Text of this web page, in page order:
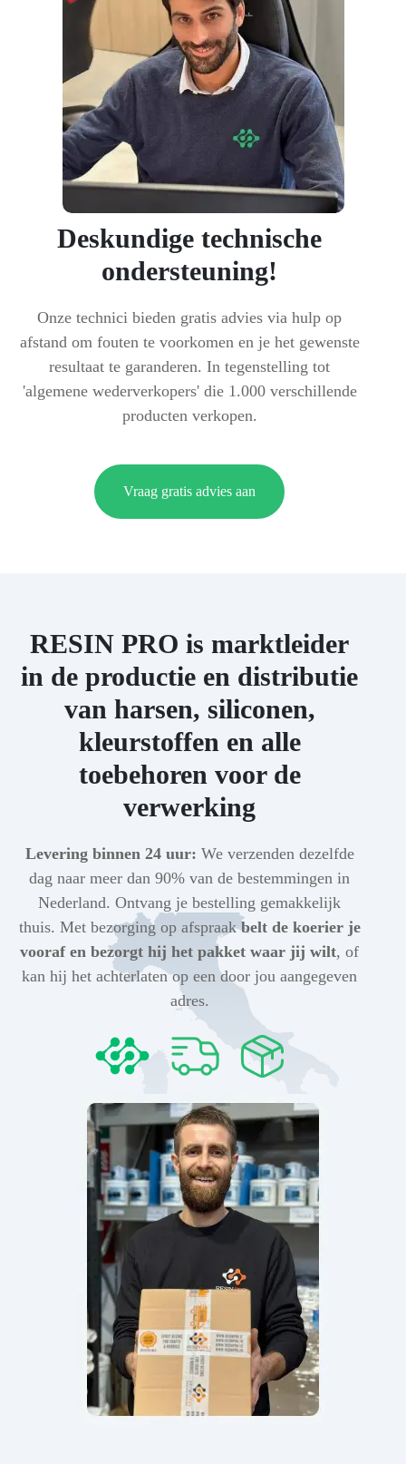
Deskundige technische
ondersteuning!
Onze technici bieden gratis advies via hulp op
afstand om fouten te voorkomen en je het gewenste
resultaat te garanderen. In tegenstelling tot
'algemene wederverkopers' die 1.000 verschillende
producten verkopen.
Vraag gratis advies aan
RESIN PRO is marktleider
in de productie en distributie
van harsen, siliconen,
kleurstoffen en alle
toebehoren voor de
verwerking
Levering binnen 24 uur: We verzenden dezelfde
dag naar meer dan 90% van de bestemmingen in
Nederland. Ontvang je bestelling gemakkelijk
thuis. Met bezorging op afspraakbelt de koerier je
vooraf en bezorgt hij het pakket waar jij wilt, of
kan hij het achterlaten op een door jou aangegeven
adres.